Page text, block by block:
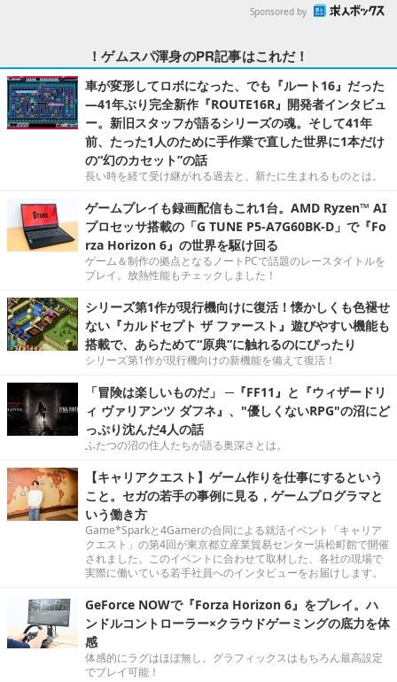
Sponsored by
！ゲムスパ渾身のPR記事はこれだ！
車が変形してロボになった、でも『ルート16』だった
―41年ぶり完全新作『ROUTE16R』開発者インタビュ
ー。新旧スタッフが語るシリーズの魂。そして41年
前、たった1人のために手作業で直した世界に1本だけ
の“幻のカセット”の話
長い時を経て受け継がれる過去と、新たに生まれるものとは。
ゲームプレイも録画配信もこれ1台。AMD Ryzen™ AI
プロセッサ搭載の「G TUNE P5-A7G60BK-D」で『Fo
rza Horizon 6』の世界を駆け回る
ゲーム＆制作の拠点となるノートPCで話題のレースタイトルを
プレイ。放熱性能もチェックしました！
シリーズ第1作が現行機向けに復活！懐かしくも色褪せ
ない『カルドセプト ザ ファースト』遊びやすい機能も
搭載で、あらためて“原典”に触れるのにぴったり
シリーズ第1作が現行機向けの新機能を備えて復活！
「冒険は楽しいものだ」 ─『FF11』と『ウィザードリ
ィ ヴァリアンツ ダフネ』、"優しくないRPG"の沼にど
っぷり沈んだ4人の話
ふたつの沼の住人たちが語る奥深さとは。
【キャリアクエスト】ゲーム作りを仕事にするという
こと。セガの若手の事例に見る，ゲームプログラマと
いう働き方
Game*Sparkと4Gamerの合同による就活イベント「キャリア
クエスト」の第4回が東京都立産業貿易センター浜松町館で開催
されました。このイベントに合わせて取材した、各社の現場で
実際に働いている若手社員へのインタビューをお届けします。
GeForce NOWで『Forza Horizon 6』をプレイ。ハ
ンドルコントローラー×クラウドゲーミングの底力を体
感
体感的にラグはほぼ無し。グラフィックスはもちろん最高設定
でプレイ可能！